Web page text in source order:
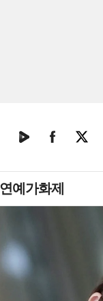
연예가화제